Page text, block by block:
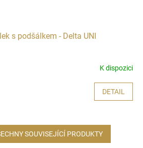
s podšálkem - Delta UNI
K dispozici
DETAIL
SOUVISEJÍCÍ PRODUKTY